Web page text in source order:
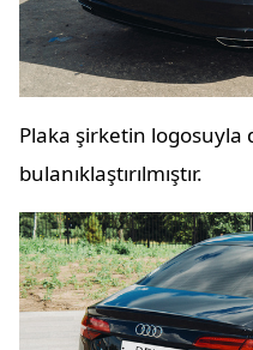
Plaka şirketin logosuyla
bulanıklaştırılmıştır.